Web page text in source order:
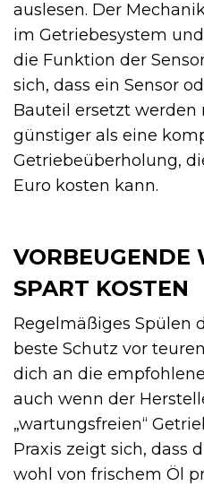
auslesen. Der
im Getriebesystem
die Funktion der
sich, dass ein Sensor
Bauteil ersetzt werden
günstiger als eine
Getriebeüberholung,
Euro kosten kann.
VORBEUGENDE
SPART KOSTEN
Regelmäßiges Spülen
beste Schutz vor
dich an die
auch wenn der
„wartungsfreien“
Praxis zeigt sich, dass
wohl von frischem Öl